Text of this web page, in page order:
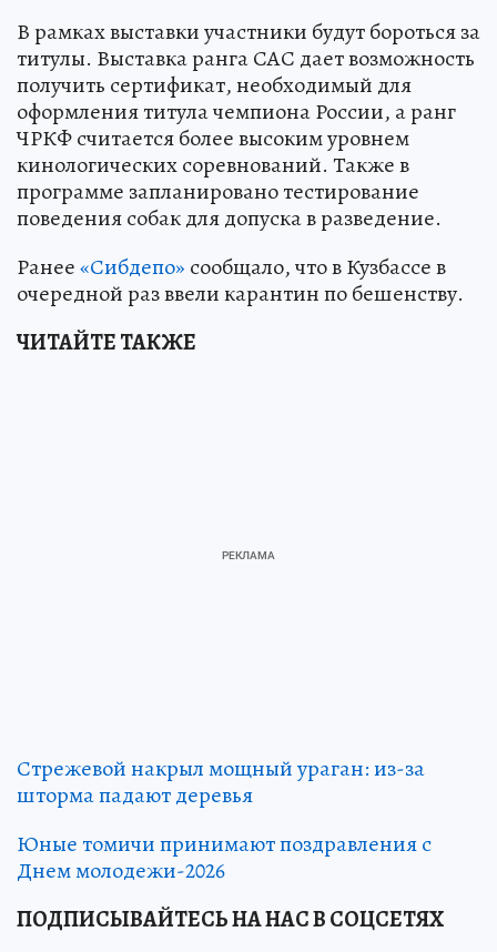
В рамках выставки участники будут бороться за
титулы. Выставка ранга САС дает возможность
получить сертификат, необходимый для
оформления титула чемпиона России, а ранг
ЧРКФ считается более высоким уровнем
кинологических соревнований. Также в
программе запланировано тестирование
поведения собак для допуска в разведение.
Ранее«Сибдепо» сообщало, что в Кузбассе в
очередной раз ввели карантин по бешенству.
ЧИТАЙТЕ ТАКЖЕ
Стрежевой накрыл мощный ураган: из-за
шторма падают деревья
Юные томичи принимают поздравления с
Днем молодежи-2026
ПОДПИСЫВАЙТЕСЬ НА НАС В СОЦСЕТЯХ